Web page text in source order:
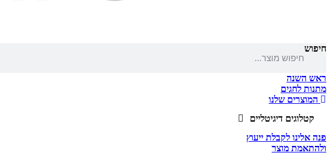
חיפוש
ראש השנה
מתנות לחגים
המוצרים שלנו
קטלוגים דיגיטליים
פנה אלינו לקבלת ייעוץ
ולהתאמת מוצר